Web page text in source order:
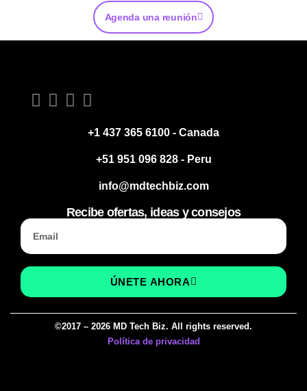
Agenda una reunión
+1 437 365 6100 - Canada
+51 951 096 828 - Peru
info@mdtechbiz.com
Recibe ofertas, ideas y consejos
ÚNETE AHORA
©2017 – 2026 MD Tech Biz. All rights reserved.
Política de privacidad